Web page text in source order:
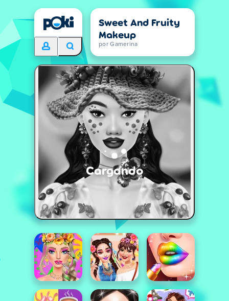
Sweet And Fruity
Makeup
por Gamerina
Cargando